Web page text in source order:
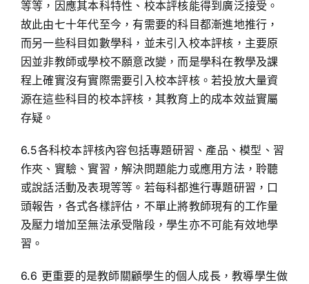
等等，因應其本科特性、校本評核能得到廣泛接受。
故此由七十年代至今，有需要的科目都漸進地推行，
而另一些科目如數學科，並未引入校本評核，主要原
因並非教師或學校不願意改變，而是學科在教學及課
程上確實沒有實際需要引入校本評核。若投放大量資
源在這些科目的校本評核，其教育上的成本效益實屬
存疑。
6.5各科校本評核內容包括專題研習、產品、模型、習
作夾、實驗、實習，解決問題能力或應用方法，聆聽
或說話活動及表現等等。若每科都進行專題研習，口
頭報告，各式各樣評估，不單止將教師現有的工作量
及壓力增加至無法承受階段，學生亦不可能有效地學
習。
6.6 更重要的是教師關顧學生的個人成長，教導學生做